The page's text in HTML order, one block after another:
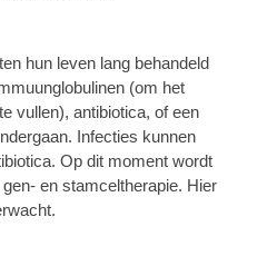
hun leven lang behandeld
(om het
vullen), antibiotica, of een
Infecties kunnen
Op dit moment wordt
en stamceltherapie. Hier